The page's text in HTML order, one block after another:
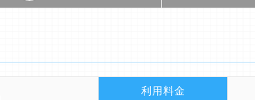
利用料金